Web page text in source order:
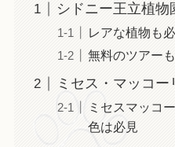
シドニー王立植物
レアな植物も
無料のツアーも
ミセス・マッコ
ミセスマッコ
色は必見